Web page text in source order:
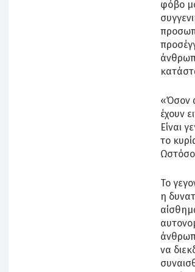
φόβο
«Όσον
έχουν
Είναι
το
Το
η
να